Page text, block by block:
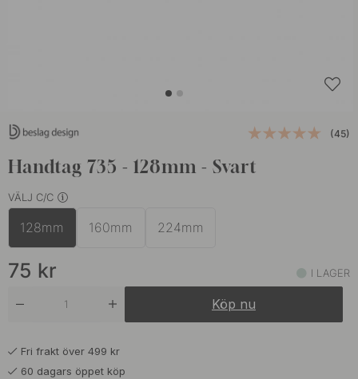
(45)
Handtag 735 - 128mm - Svart
VÄLJ C/C
128mm 160mm 224mm
75 kr I LAGER
Köp nu
Fri frakt över 499 kr
60 dagars öppet köp